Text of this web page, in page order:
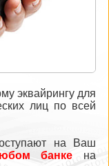
эквайрингу для
лиц по всей
на Ваш
банке на